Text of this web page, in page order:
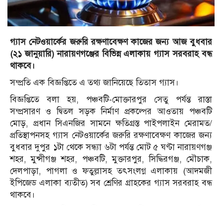
গ্যাস নেটওয়ার্কের জরুরি রক্ষণাবেক্ষণ কাজের জন্য আজ বুধবার
(২১ জানুয়ারি) নারায়ণগঞ্জের বিভিন্ন এলাকায় গ্যাস সরবরাহ বন্ধ
থাকবে।
সম্প্রতি এক বিজ্ঞপ্তিতে এ তথ্য জানিয়েছে তিতাস গ্যাস।
বিজ্ঞপ্তিতে বলা হয়, পঞ্চবটি-মোক্তারপুর সেতু পর্যন্ত রাস্তা
সম্প্রসারণ ও দ্বিতল সড়ক নির্মাণ প্রকল্পের আওতায় পঞ্চবটি
মোড়, প্রধান সিএনজির সামনে ক্ষতিগ্রস্ত পাইপলাইন মেরামত/
প্রতিস্থাপনসহ গ‍্যাস নেটওয়ার্কের জরুরি রক্ষণাবেক্ষণ কাজের জন্য
বুধবার দুপুর ১টা থেকে সন্ধ্যা ৬টা পর্যন্ত মোট ৫ ঘণ্টা নারায়ণগঞ্জ
শহর, মুন্সীগঞ্জ শহর, পঞ্চবটি, মুক্তারপুর, সিদ্ধিরগঞ্জ, মৌচাক,
দেলপাড়া, পাগলা ও ফতুল্লাসহ তৎসংলগ্ন এলাকায় (আদমজী
ইপিজেড এলাকা ব্যতীত) সব শ্রেণির গ্রাহকের গ্যাস সরবরাহ বন্ধ
থাকবে।